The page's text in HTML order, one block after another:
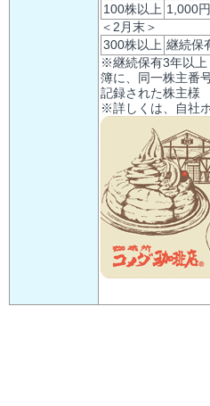
100株以上 1,000
＜2月末＞
300株以上 継続保
※継続保有3年以上
簿に、同一株主番
記録された株主様
※詳しくは、自社